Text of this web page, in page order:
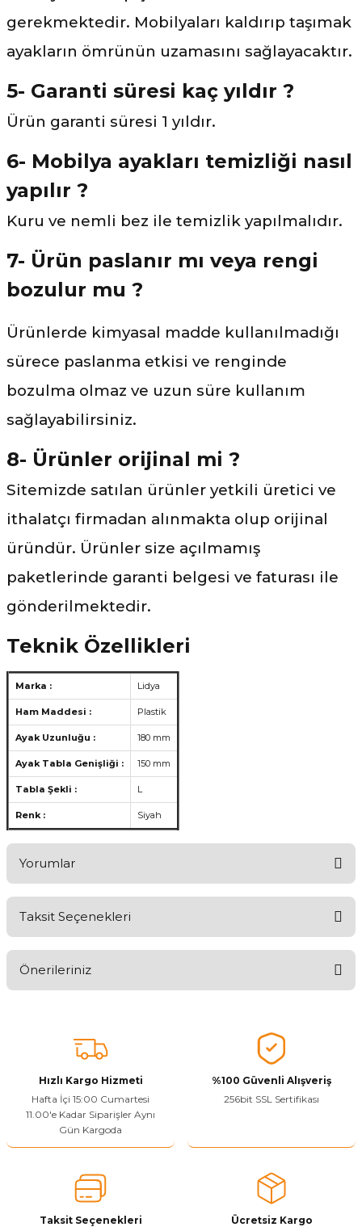
gerekmektedir. Mobilyaları kaldırıp taşımak
ayakların ömrünün uzamasını sağlayacaktır.
5- Garanti süresi kaç yıldır ?
Ürün garanti süresi 1 yıldır.
6- Mobilya ayakları temizliği nasıl
yapılır ?
Kuru ve nemli bez ile temizlik yapılmalıdır.
7- Ürün paslanır mı veya rengi
bozulur mu ?
Ürünlerde kimyasal madde kullanılmadığı
sürece paslanma etkisi ve renginde
bozulma olmaz ve uzun süre kullanım
sağlayabilirsiniz.
8- Ürünler orijinal mi ?
Sitemizde satılan ürünler yetkili üretici ve
ithalatçı firmadan alınmakta olup orijinal
üründür. Ürünler size açılmamış
paketlerinde garanti belgesi ve faturası ile
gönderilmektedir.
Teknik Özellikleri
Marka : Lidya
Ham Maddesi : Plastik
Ayak Uzunluğu : 180 mm
Ayak Tabla Genişliği : 150 mm
Tabla Şekli : L
Renk : Siyah
Yorumlar
Ürünü Değerlendir
Taksit Seçenekleri
Önerileriniz
tarafımıza iletebilirsiniz.
Görüş ve önerileriniz için teşekkür ederiz.
Ürün resmi kalitesiz, bozuk veya görüntülenemiyor.
Ürün açıklamasında eksik bilgiler bulunuyor.
Sitenize Pek Güvenemedim
Bu ürüne benzer farklı alternatifler olmalı.
Hızlı Kargo Hizmeti
Hafta İçi 15:00 Cumartesi
11.00'e Kadar Siparişler Aynı
Gün Kargoda
%100 Güvenli Alışveriş
256bit SSL Sertifikası
Taksit Seçenekleri
Ücretsiz Kargo